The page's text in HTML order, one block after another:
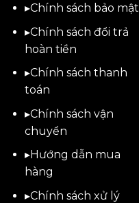
▸Chính sách bảo mật
▸Chính sách đổi trả
hoàn tiền
▸Chính sách thanh
toán
▸Chính sách vận
chuyển
▸Hướng dẫn mua
hàng
▸Chính sách xử lý